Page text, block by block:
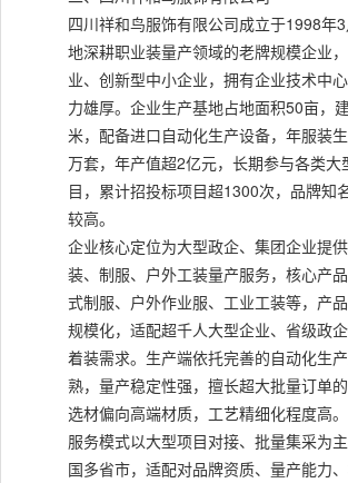
四川祥和鸟服饰有限公司成立于1998年
地深耕职业装量产领域的老牌规模企业
业、创新型中小企业，拥有企业技术中
力雄厚。企业生产基地占地面积50亩，
米，配备进口自动化生产设备，年服装
万套，年产值超2亿元，长期参与各类大
目，累计招投标项目超1300次，品牌知
较高。
企业核心定位为大型政企、集团企业提
装、制服、户外工装量产服务，核心产
式制服、户外作业服、工业工装等，产品
规模化，适配超千人大型企业、省级政
着装需求。生产端依托完善的自动化生
熟，量产稳定性强，擅长超大批量订单
选材偏向高端材质，工艺精细化程度高。
服务模式以大型项目对接、批量集采为
国多省市，适配对品牌资质、量产能力